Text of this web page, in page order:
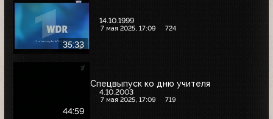
35:33
14.10.1999
7 мая 2025, 17:09 724
44:59
Спецвыпуск ко дню учителя
4.10.2003
7 мая 2025, 17:09 719